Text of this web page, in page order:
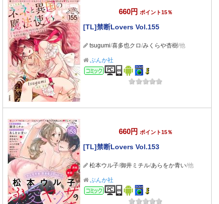
660円 ポイント15％
[TL]禁断Lovers Vol.155
tsugumi/喜多也クロ/みくらや杏樹/他
ぶんか社
コミック
660円 ポイント15％
[TL]禁断Lovers Vol.153
松本ウル子/御井ミチル/あらをか青い/他
ぶんか社
コミック